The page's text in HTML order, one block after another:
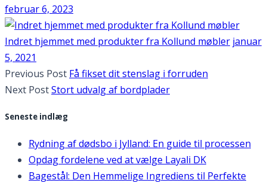
februar 6, 2023
Indret hjemmet med produkter fra Kollund møbler januar
5, 2021
Previous Post Få fikset dit stenslag i forruden
Next PostStort udvalg af bordplader
Seneste indlæg
Rydning af dødsbo i Jylland: En guide til processen
Opdag fordelene ved at vælge Layali DK
Bagestål: Den Hemmelige Ingrediens til Perfekte